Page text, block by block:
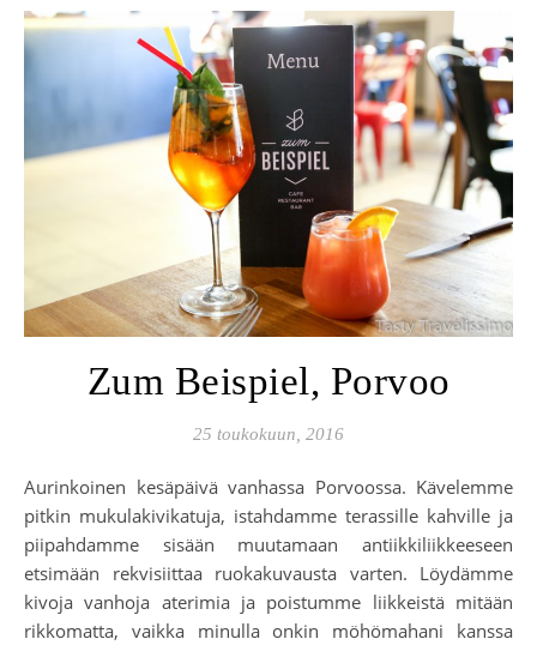
Zum Beispiel, Porvoo
25 toukokuun, 2016
Aurinkoinen kesäpäivä vanhassa Porvoossa. Kävelemme
pitkin mukulakivikatuja, istahdamme terassille kahville ja
piipahdamme sisään muutamaan antiikkiliikkeeseen
etsimään rekvisiittaa ruokakuvausta varten. Löydämme
kivoja vanhoja aterimia ja poistumme liikkeistä mitään
rikkomatta, vaikka minulla onkin möhömahani kanssa